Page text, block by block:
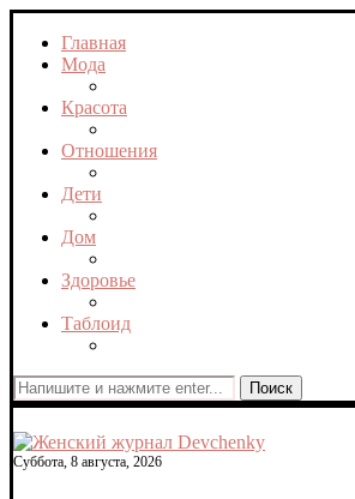
Главная
Мода
Красота
Отношения
Дети
Дом
Здоровье
Таблоид
Поиск
Суббота, 8 августа, 2026